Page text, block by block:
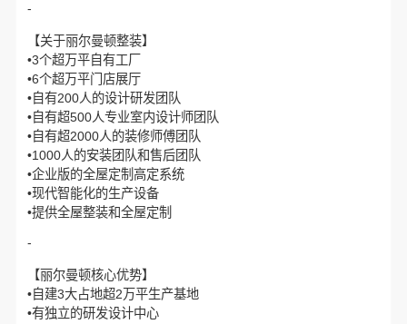
-
【关于丽尔曼顿整装】
•3个超万平自有工厂
•6个超万平门店展厅
•自有200人的设计研发团队
•自有超500人专业室内设计师团队
•自有超2000人的装修师傅团队
•1000人的安装团队和售后团队
•企业版的全屋定制高定系统
•现代智能化的生产设备
•提供全屋整装和全屋定制
-
【丽尔曼顿核心优势】
•自建3大占地超2万平生产基地
•有独立的研发设计中心